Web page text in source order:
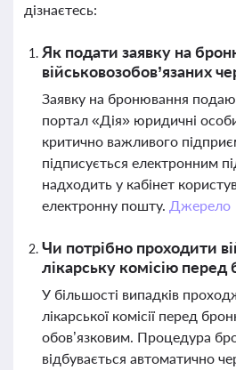
дізнаєтесь:
Як подати заявку на
військовозобов’язаних
Заявку на бронювання
портал «Дія» юридичні
критично важливого
підписується електронним
надходить у кабінет
електронну пошту. Джерело
Чи потрібно проходити
лікарську комісію
У більшості випадків
лікарської комісії перед
обов’язковим. Процедура
відбувається автоматично